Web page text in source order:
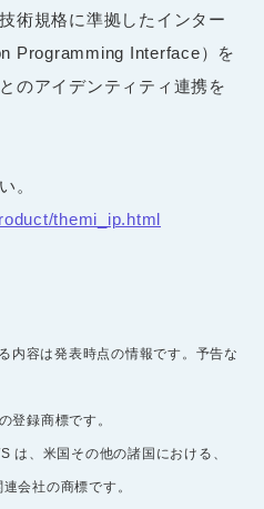
術規格に準拠したインター
Programming Interface）を
のアイデンティティ連携を
。
themi_ip.html
内容は発表時点の情報です。予告な
登録商標です。
は、米国その他の諸国における、
会社の商標です。